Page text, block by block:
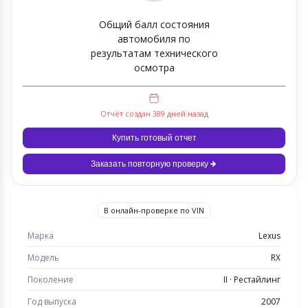
Общий балл состояния
автомобиля по
результатам технического
осмотра
Отчёт создан 389 дней назад
Купить готовый отчет
Заказать повторную проверку
В онлайн-проверке по VIN
Марка
Lexus
Модель
RX
Поколение
II · Рестайлинг
Год выпуска
2007